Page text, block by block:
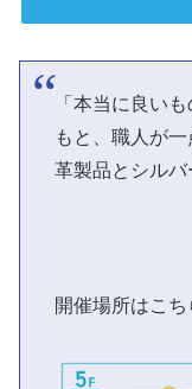
「本当に良い
もと、職人が
革製品とシルバ
開催場所はこ